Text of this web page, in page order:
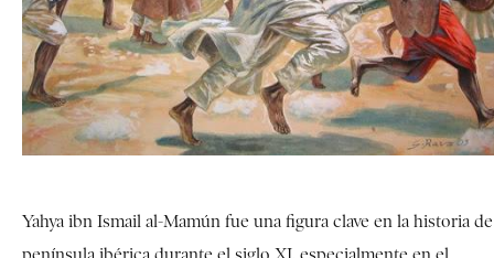
Yahya ibn Ismail al-Mamún fue una figura clave en la historia